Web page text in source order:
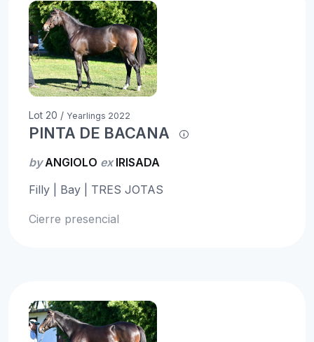
Lot 20 / Yearlings 2022
PINTA DE BACANA
byANGIOLO exIRISADA
Filly | Bay | TRES JOTAS
Cierre presencial